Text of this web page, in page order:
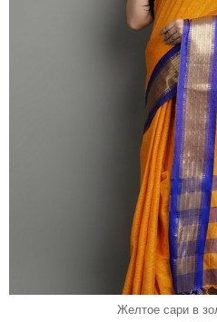
Желтое сари в